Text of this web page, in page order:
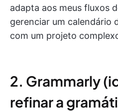
adapta aos meus fluxos
gerenciar um calendário
com um projeto
2. Grammarly
refinar a